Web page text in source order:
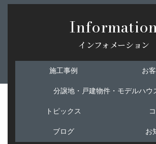
インフォメーション
施工事例 お
分譲地・戸建物件・モデルハウ
トピックス
ブログ お